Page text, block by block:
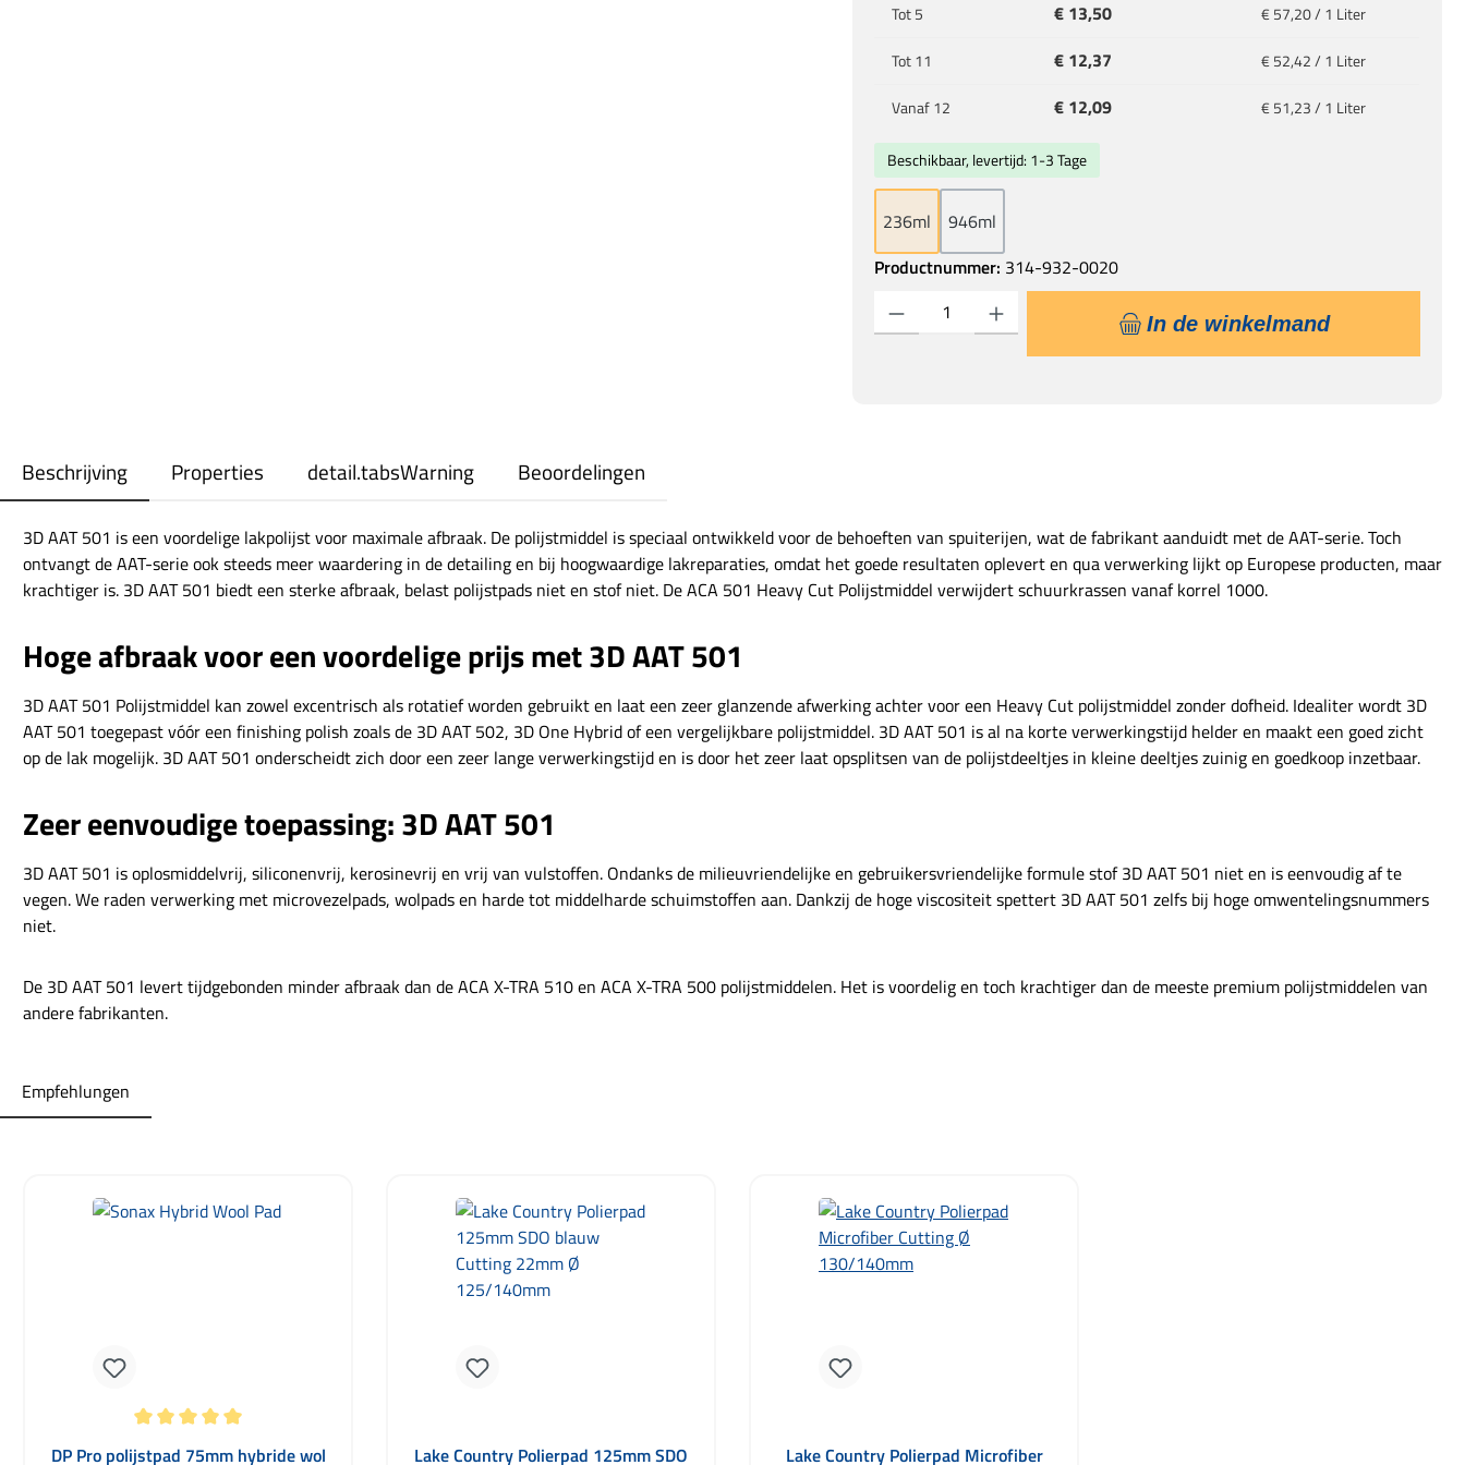
Tot5 € 13,50 € 57,20 / 1 Liter
Tot11 € 12,37 € 52,42 / 1 Liter
Vanaf12 € 12,09 € 51,23 / 1 Liter
Productnummer: 314-932-0020
Beschikbaar, levertijd: 1-3 Tage
236ml 946ml
Producthoeveelheid: Voer de gewenste hoeveelheid in of gebruik de knoppen om de
In de winkelmand
Beschrijving Properties detail.tabsWarning Beoordelingen
3D AAT 501 is een voordelige lakpolijst voor maximale afbraak. De polijstmiddel is speciaal ontwikkeld voor de behoeften van spuiterijen, wat de fabrikant aanduidt met de AAT-serie. Toch
ontvangt de AAT-serie ook steeds meer waardering in de detailing en bij hoogwaardige lakreparaties, omdat het goede resultaten oplevert en qua verwerking lijkt op Europese producten, maar
krachtiger is. 3D AAT 501 biedt een sterke afbraak, belast polijstpads niet en stof niet. De ACA 501 Heavy Cut Polijstmiddel verwijdert schuurkrassen vanaf korrel 1000.
Hoge afbraak voor een voordelige prijs met 3D AAT 501
3D AAT 501 Polijstmiddel kan zowel excentrisch als rotatief worden gebruikt en laat een zeer glanzende afwerking achter voor een Heavy Cut polijstmiddel zonder dofheid. Idealiter wordt 3D
AAT 501 toegepast vóór een finishing polish zoals de 3D AAT 502, 3D One Hybrid of een vergelijkbare polijstmiddel. 3D AAT 501 is al na korte verwerkingstijd helder en maakt een goed zicht
op de lak mogelijk. 3D AAT 501 onderscheidt zich door een zeer lange verwerkingstijd en is door het zeer laat opsplitsen van de polijstdeeltjes in kleine deeltjes zuinig en goedkoop inzetbaar.
Zeer eenvoudige toepassing: 3D AAT 501
3D AAT 501 is oplosmiddelvrij, siliconenvrij, kerosinevrij en vrij van vulstoffen. Ondanks de milieuvriendelijke en gebruikersvriendelijke formule stof 3D AAT 501 niet en is eenvoudig af te
vegen. We raden verwerking met microvezelpads, wolpads en harde tot middelharde schuimstoffen aan. Dankzij de hoge viscositeit spettert 3D AAT 501 zelfs bij hoge omwentelingsnummers
niet.
De 3D AAT 501 levert tijdgebonden minder afbraak dan de ACA X-TRA 510 en ACA X-TRA 500 polijstmiddelen. Het is voordelig en toch krachtiger dan de meeste premium polijstmiddelen van
andere fabrikanten.
Empfehlungen
Gemiddelde waardering van 5 van 5 sterren
DP Pro polijstpad 75mm hybride wol
Lake Country Polierpad 125mm SDO
Lake Country Polierpad Microfiber